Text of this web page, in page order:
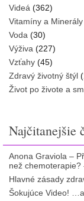
Videá (362)
Vitamíny a Minerály
Voda (30)
Výživa (227)
Vzťahy (45)
Zdravý životný štýl
Život po živote a
Najčitanejšie
Anona Graviola –
než chemoterapie?
Hlavné zásady
Šokujúce Video!